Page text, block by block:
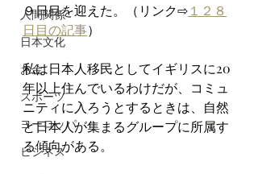
人間関係
日本文化
お金
スポーツ
ヨーロッパ
ビジネス
９日目を迎えた。（リンク⇨１２８
日目の記事）
私は日本人移民としてイギリスに20
年以上住んでいるわけだが、コミュ
ニティに入ろうとするときは、自然
と日本人が集まるグループに所属す
る傾向がある。